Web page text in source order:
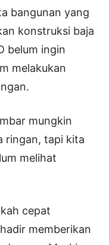
bangunan yang
konstruksi baja
belum ingin
melakukan
mungkin
ringan, tapi kita
melihat
cepat
memberikan